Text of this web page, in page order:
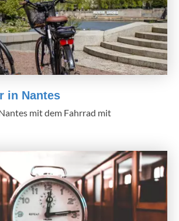
in Nantes
mit dem Fahrrad mit